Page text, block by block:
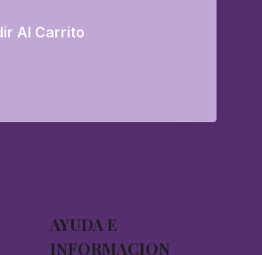
Al Carrito
AYUDA E
INFORMACION